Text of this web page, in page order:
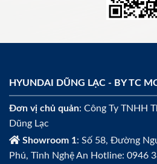
HYUNDAI DŨNG LẠC - BY TC
Đơn vị chủ quản: Công Ty TNHH
Dũng Lạc
Showroom 1: Số 58, Đường
Phú, Tỉnh Nghệ An Hotline: 0946